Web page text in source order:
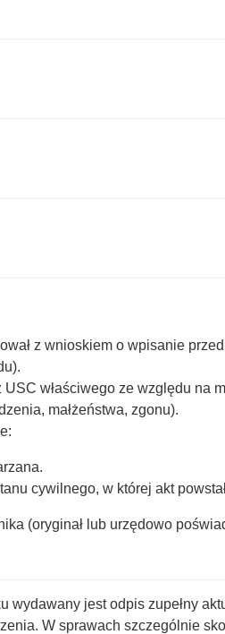
z wnioskiem o wpisanie
właściwego ze względu na
małżeństwa, zgonu).
cywilnego, w której akt
(oryginał lub urzędowo
wydawany jest odpis zupełny
W sprawach szczególnie